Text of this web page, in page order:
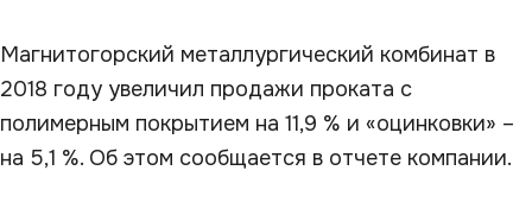
Магнитогорский металлургический комбинат в
2018 году увеличил продажи проката с
полимерным покрытием на 11,9 % и «оцинковки» –
на 5,1 %. Об этом сообщается в отчете компании.